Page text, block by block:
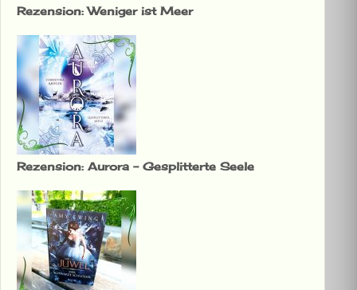
Rezension: Weniger ist Meer
Rezension: Aurora – Gesplitterte Seele